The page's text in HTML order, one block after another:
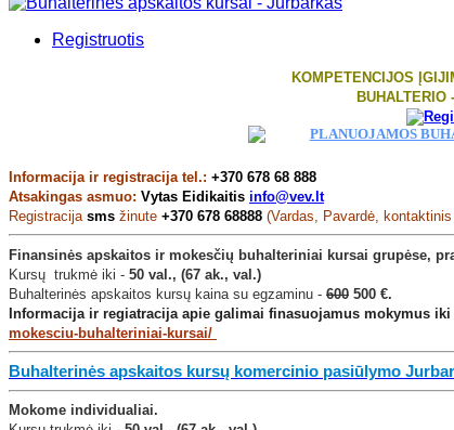
Registruotis
KOMPETENCIJOS
BUHALTERIO
Informacija ir registracija tel.: +370 678 68 888
Atsakingas asmuo: Vytas Eidikaitis info@vev.lt
Registracija sms žinute +370 678 68888 (Vardas, Pavardė,
Finansinės apskaitos ir mokesčių buhalteriniai kursai grupėse,
Kursų trukmė iki - 50 val., (67 ak., val.)
Buhalterinės apskaitos kursų kaina su egzaminu - 600 500 €.
Informacija ir regiatracija apie galimai finasuojamus mokymus iki
mokesciu-buhalteriniai-kursai/
Buhalterinės apskaitos kursų komercinio pasiūlymo
Mokome individualiai.